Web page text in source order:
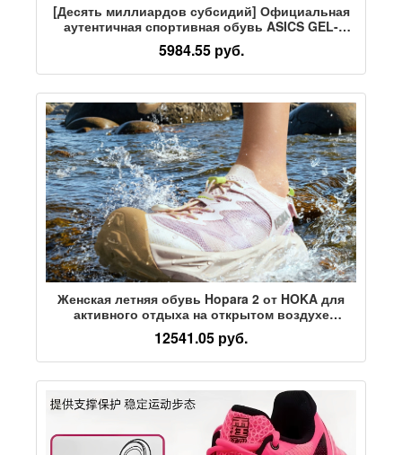
[Десять миллиардов субсидий] Официальная
аутентичная спортивная обувь ASICS GEL-
CONTEND 9 для мужчин и женщин,
занимающихся бегом.
5984.55 руб.
Женская летняя обувь Hopara 2 от HOKA для
активного отдыха на открытом воздухе
HOPARA 2 удобная, дышащая, прочная и
нескользящая
12541.05 руб.